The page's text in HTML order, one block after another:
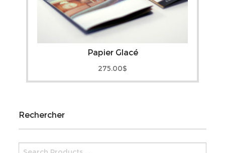
Papier Glacé
275.00$
Rechercher